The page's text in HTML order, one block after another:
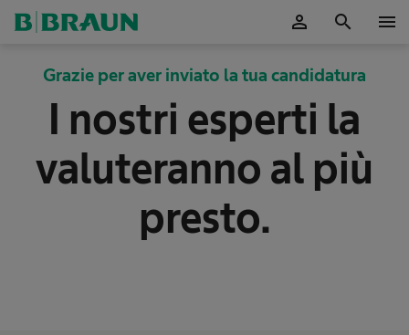
person search menu
Grazie per aver inviato la tua candidatura
I nostri esperti la
valuteranno al più
presto.